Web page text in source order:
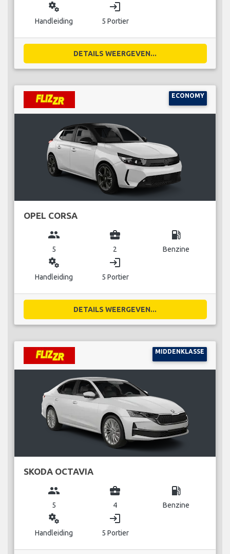
miscellaneous_services
Handleiding
login
5 Portier
DETAILS WEERGEVEN...
ECONOMY
OPEL CORSA
group
5
business_center
2
local_gas_station
Benzine
miscellaneous_services
Handleiding
login
5 Portier
DETAILS WEERGEVEN...
MIDDENKLASSE
SKODA OCTAVIA
group
5
business_center
4
local_gas_station
Benzine
miscellaneous_services
Handleiding
login
5 Portier